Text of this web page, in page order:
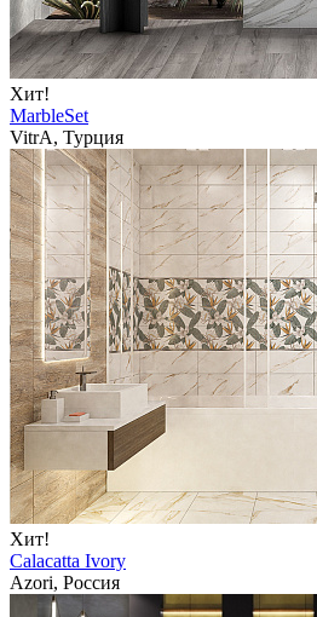
Хит!
MarbleSet
VitrA, Турция
Хит!
Calacatta Ivory
Azori, Россия